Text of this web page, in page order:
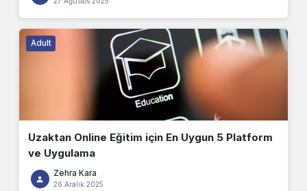
Adult
Uzaktan Online Eğitim için En Uygun 5 Platform
ve Uygulama
Zehra Kara
26 Aralık 2025